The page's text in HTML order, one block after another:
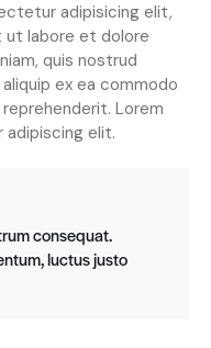
adipisicing elit,
ut labore et dolore
quis nostrud
ex ea commodo
Lorem
elit.
consequat.
luctus justo